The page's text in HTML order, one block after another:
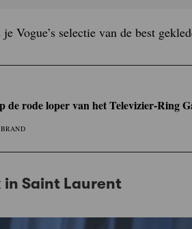
Vogue’s selectie van de best
de rode loper van het Televizier-Ring
Saint Laurent